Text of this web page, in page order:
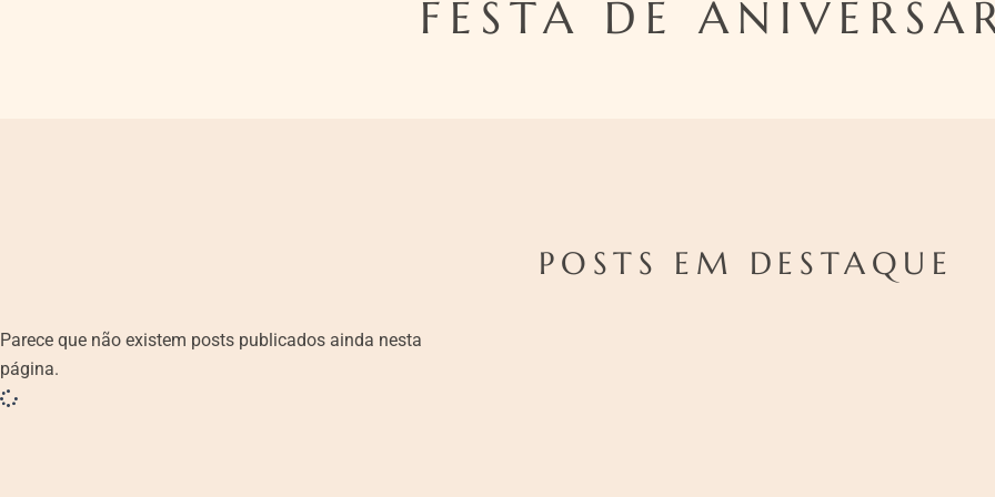
FESTA DE
POSTS EM DESTAQUE
Parece que não existem posts publicados ainda nesta
página.